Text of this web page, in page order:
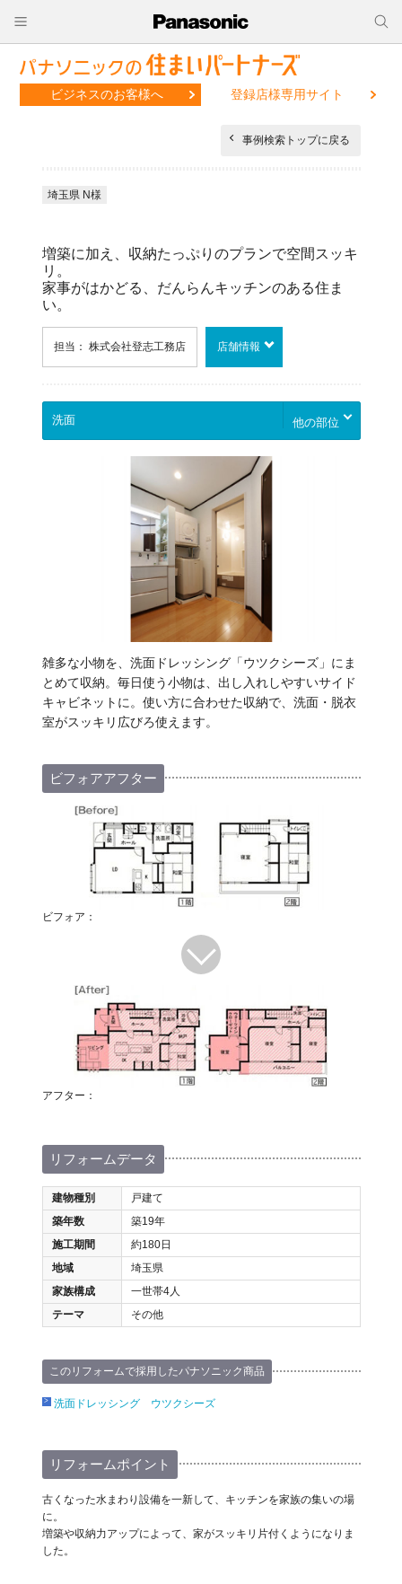
ビジネスのお客様へ 登録店様専用サイト
事例検索トップに戻る
埼玉県 N様
増築に加え、収納たっぷりのプランで空間スッキ
リ。
家事がはかどる、だんらんキッチンのある住ま
い。
担当： 株式会社登志工務店 店舗情報
他の部位
雑多な小物を、洗面ドレッシング「ウツクシーズ」にま
とめて収納。毎日使う小物は、出し入れしやすいサイド
キャビネットに。使い方に合わせた収納で、洗面・脱衣
室がスッキリ広びろ使えます。
ビフォアアフター
ビフォア：
アフター：
リフォームデータ
建物種別
戸建て
築年数
築19年
施工期間
約180日
地域
埼玉県
家族構成
一世帯4人
テーマ
その他
このリフォームで採用したパナソニック商品
洗面ドレッシング ウツクシーズ
リフォームポイント
古くなった水まわり設備を一新して、キッチンを家族の集いの場
に。
増築や収納力アップによって、家がスッキリ片付くようになりま
した。